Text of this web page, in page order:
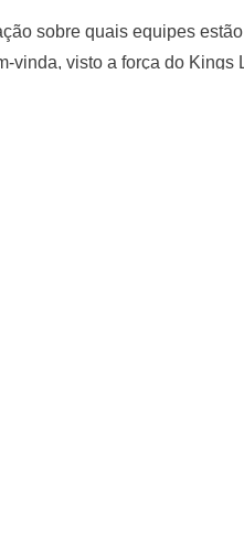
sobre quais equipes
vinda, visto a força do Kings